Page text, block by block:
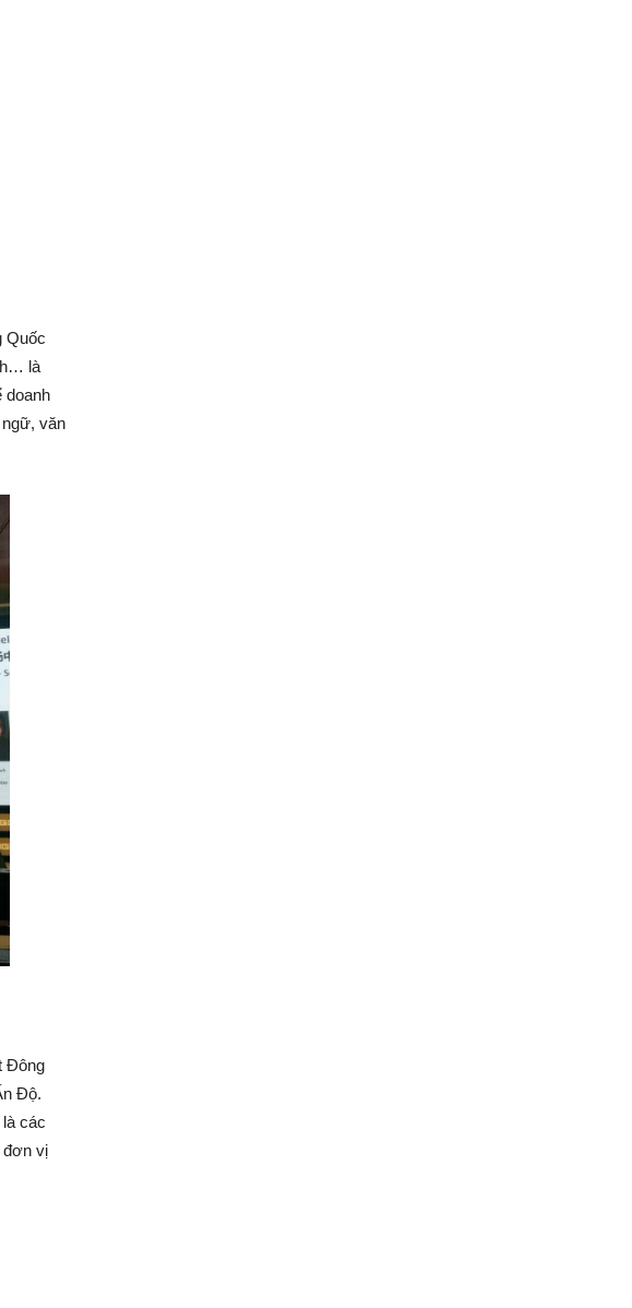
Quốc
là
doanh
ngữ, văn
Đông
Độ.
các
đơn vị